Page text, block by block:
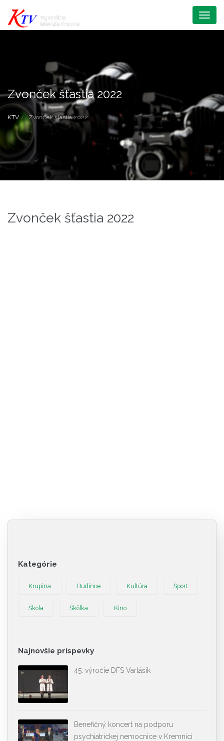
Menu
Zvonček šťastia 2022
KTV Zvonček šťastia 2022
Zvonček šťastia 2022
Kategórie
Krupina Dudince Kultúra Šport
Škola Škôlka Kino
Najnovšie príspevky
45. výročie DFS Vartášik
Benefičný koncert na podporu
psychiatrickej nemocnice v Kremnici